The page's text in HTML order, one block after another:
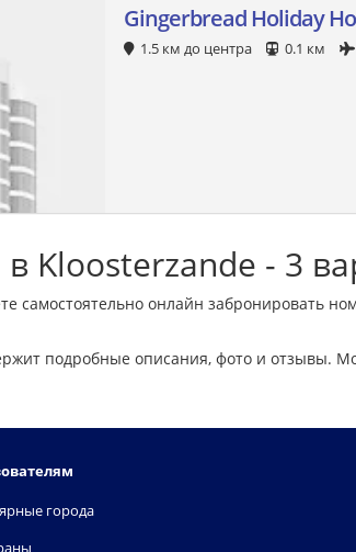
Gingerbread Holiday
1.5 км до центра 0.1 км
Kloosterzande - 3
самостоятельно онлайн забронировать
подробные описания, фото и отзывы.
города